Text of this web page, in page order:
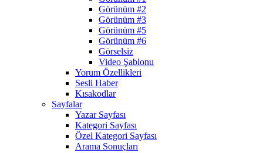
Görünüm #2
Görünüm #3
Görünüm #5
Görünüm #6
Görselsiz
Video Şablonu
Yorum Özellikleri
Sesli Haber
Kısakodlar
Sayfalar
Yazar Sayfası
Kategori Sayfası
Özel Kategori Sayfası
Arama Sonuçları